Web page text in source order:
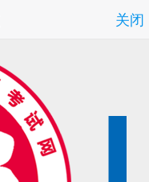
关闭